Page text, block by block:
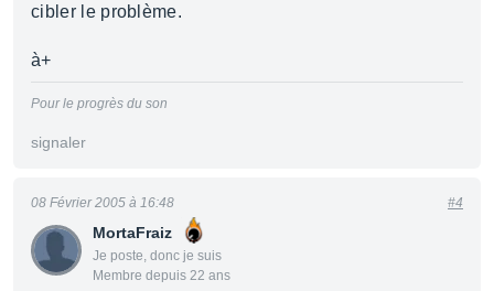
cibler le problème.
à+
Pour le progrès du son
signaler
MortaFraiz
Je poste, donc je suis
Membre depuis 22 ans
08 Février 2005 à 16:48 #4